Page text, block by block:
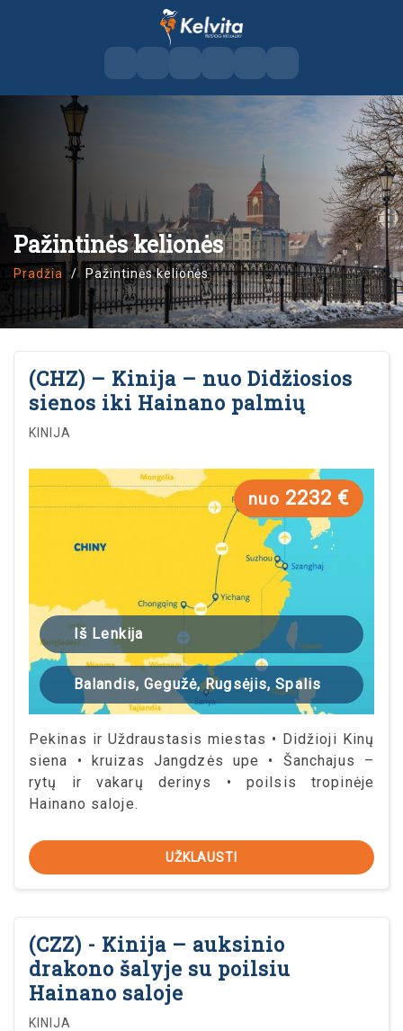
Pažintinės kelionės
Pradžia Pažintinės kelionės
(CHZ) – Kinija – nuo Didžiosios
sienos iki Hainano palmių
KINIJA
nuo 2232 €
Iš Lenkija
Balandis, Gegužė, Rugsėjis, Spalis
Pekinas ir Uždraustasis miestas • Didžioji Kinų
siena • kruizas Jangdzės upe • Šanchajus –
rytų ir vakarų derinys • poilsis tropinėje
Hainano saloje.
UŽKLAUSTI
(CZZ) - Kinija – auksinio
drakono šalyje su poilsiu
Hainano saloje
KINIJA